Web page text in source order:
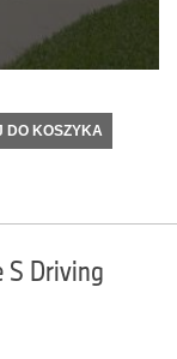
DO KOSZYKA
S Driving